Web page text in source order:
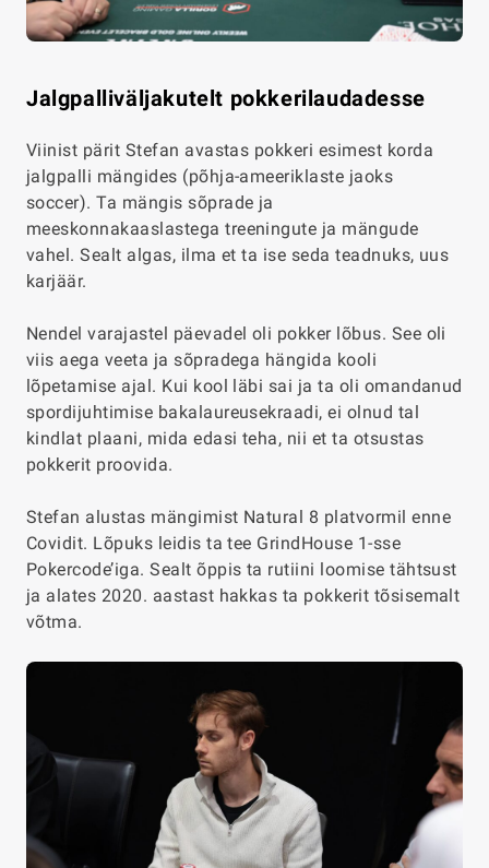
Jalgpalliväljakutelt pokkerilaudadesse
Viinist pärit Stefan avastas pokkeri esimest korda
jalgpalli mängides (põhja-ameeriklaste jaoks
soccer). Ta mängis sõprade ja
meeskonnakaaslastega treeningute ja mängude
vahel. Sealt algas, ilma et ta ise seda teadnuks, uus
karjäär.
Nendel varajastel päevadel oli pokker lõbus. See oli
viis aega veeta ja sõpradega hängida kooli
lõpetamise ajal. Kui kool läbi sai ja ta oli omandanud
spordijuhtimise bakalaureusekraadi, ei olnud tal
kindlat plaani, mida edasi teha, nii et ta otsustas
pokkerit proovida.
Stefan alustas mängimist Natural 8 platvormil enne
Covidit. Lõpuks leidis ta tee GrindHouse 1-sse
Pokercode’iga. Sealt õppis ta rutiini loomise tähtsust
ja alates 2020. aastast hakkas ta pokkerit tõsisemalt
võtma.